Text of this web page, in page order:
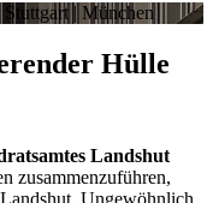
| München
Hülle
Landshut
zusammenzuführen,
Ungewöhnlich